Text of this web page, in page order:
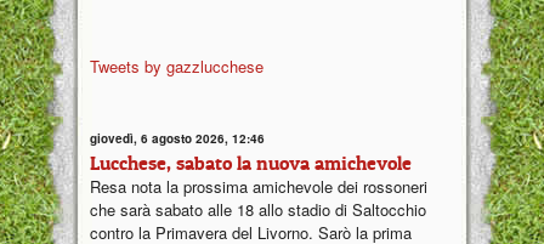
Tweets by gazzlucchese
giovedì, 6 agosto 2026, 12:46
Lucchese, sabato la nuova amichevole
Resa nota la prossima amichevole dei rossoneri
che sarà sabato alle 18 allo stadio di Saltocchio
contro la Primavera del Livorno. Sarò la prima